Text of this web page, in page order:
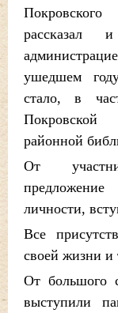
ушедшем
стало, в
Покровской
районной
От
личности,
Все
своей жизни и
От большого
выступили